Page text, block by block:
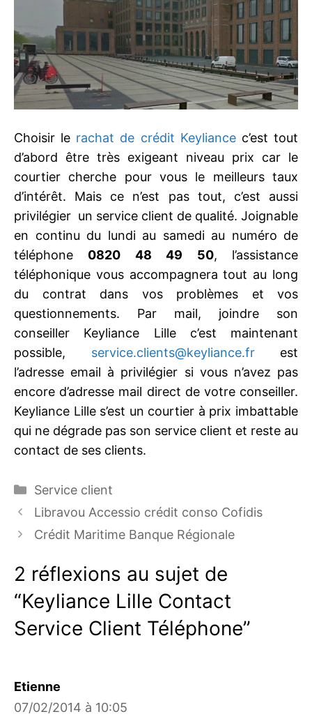
Choisir le rachat de crédit Keyliancec’est tout
d’abord être très exigeant niveau prix car le
courtier cherche pour vous le meilleurs taux
d’intérêt. Mais ce n’est pas tout, c’est aussi
privilégier un service client de qualité. Joignable
en continu du lundi au samedi au numéro de
téléphone 0820 48 49 50, l’assistance
téléphonique vous accompagnera tout au long
du contrat dans vos problèmes et vos
questionnements. Par mail, joindre son
conseiller Keyliance Lille c’est maintenant
possible, service.clients@keyliance.frest
l’adresse email à privilégier si vous n’avez pas
encore d’adresse mail direct de votre conseiller.
Keyliance Lille s’est un courtier à prix imbattable
qui ne dégrade pas son service client et reste au
contact de ses clients.
Catégories
Service client
Libravou Accessio crédit conso Cofidis
Crédit Maritime Banque Régionale
2 réflexions au sujet de
“Keyliance Lille Contact
Service Client Téléphone”
Etienne
07/02/2014 à 10:05